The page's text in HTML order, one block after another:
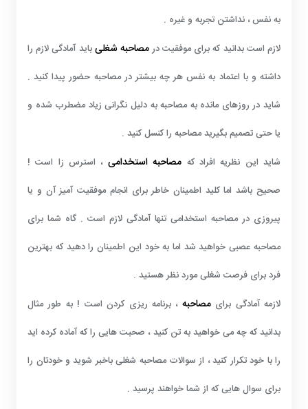
به نفس ، نداشتن تجربه و غیره .
لازم است بدانید که برای موفقیت درمصاحبه شغلیباید آمادگی لازم را
داشته و با اعتماد به نفس هر چه بیشتر در مصاحبه حضور پیدا کنید .
شاید در روزهای مانده به مصاحبه به دلیل نگرانی زیاد مضطرب شده و
یا حتی تصمیم بگیرید مصاحبه را کنسل کنید .
شاید این نظریه افراد که مصاحبه استخدامی ، استرس زا است !
صحیح باشد اما کلید اطمینان خاطر برای انجام موفقیت آمیز آن و یا
پیروزی در مصاحبه استخدامی تنها آمادگی لازم است . گاه شما برای
مصاحبه عصبی خواهید شد اما به خود این اطمینان را دهید که بهترین
فرد برای فرصت شغلی مورد نظر هستید .
لازمه آمادگی برایمصاحبه، برنامه ریزی کردن است ! به طور مثال
بدانید که چه می خواهید به تن کنید ، صحبت هایی را که آماده کرده اید
را با خود تکرار کنید ، از سوالات مصاحبه شغلی باخبر شوید و خودتان را
برای سوال هایی که از شما خواهند پرسید .